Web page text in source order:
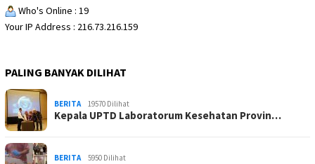
Who's Online : 19
Your IP Address : 216.73.216.159
PALING BANYAK DILIHAT
BERITA 19570 Dilihat
Kepala UPTD Laboratorum Kesehatan Provin…
BERITA 5950 Dilihat